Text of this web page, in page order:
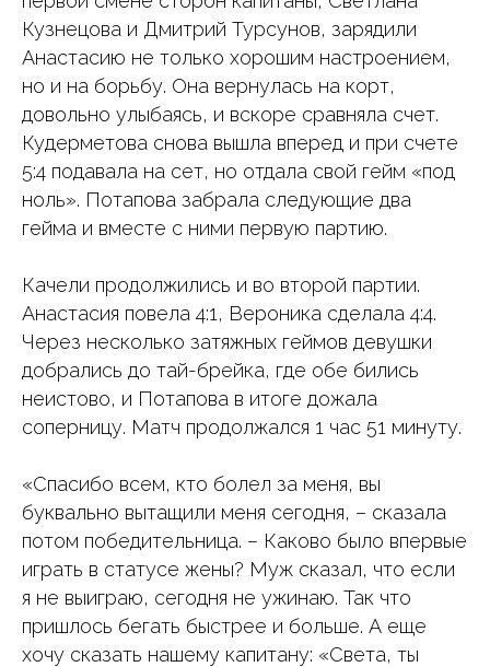
Кузнецова и Дмитрий Турсунов, зарядили
Анастасию не только хорошим настроением,
но и на борьбу. Она вернулась на корт,
довольно улыбаясь, и вскоре сравняла счет.
Кудерметова снова вышла вперед и при счете
5:4 подавала на сет, но отдала свой гейм «под
ноль». Потапова забрала следующие два
гейма и вместе с ними первую партию.
Качели продолжились и во второй партии.
Анастасия повела 4:1, Вероника сделала 4:4.
Через несколько затяжных геймов девушки
добрались до тай-брейка, где обе бились
неистово, и Потапова в итоге дожала
соперницу. Матч продолжался 1 час 51 минуту.
«Спасибо всем, кто болел за меня, вы
буквально вытащили меня сегодня, – сказала
потом победительница. – Каково было впервые
играть в статусе жены? Муж сказал, что если
я не выиграю, сегодня не ужинаю. Так что
пришлось бегать быстрее и больше. А еще
хочу сказать нашему капитану: «Света, ты